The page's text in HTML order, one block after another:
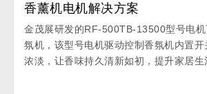
香薰机电机解决方案
金茂展研发的RF-500TB-13500型号电机
氛机，该型号电机驱动控制香氛机内置开
浓淡，让香味持久清新如初，提升家居生